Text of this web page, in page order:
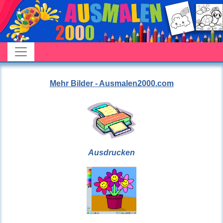
Mehr Bilder - Ausmalen2000.com
Ausdrucken